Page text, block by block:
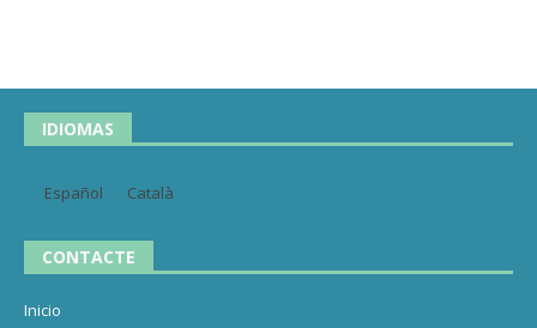
IDIOMAS
Español Català
CONTACTE
Inicio